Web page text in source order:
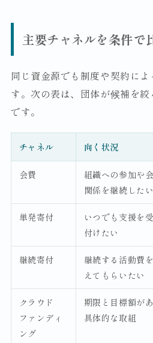
主要チャネルを条件で
同じ資金源でも制度や契約に
す。次の表は、団体が候補を
です。
チャネル 向く状況
会費
組織への参加や
関係を継続したい
単発寄付
いつでも支援を
付けたい
継続寄付
継続する活動費
えてもらいたい
クラウド
ファンディ
ング
期限と目標額が
具体的な取組